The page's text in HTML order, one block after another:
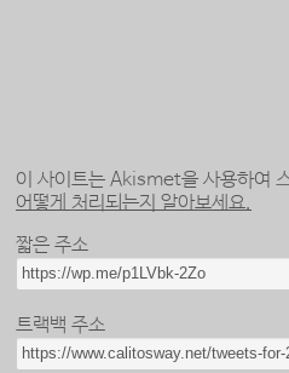
이 사이트는 Akismet을 사용하여
어떻게 처리되는지 알아보세요.
짧은 주소
트랙백 주소